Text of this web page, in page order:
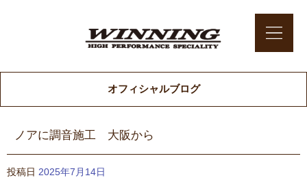
オフィシャルブログ
ノアに調音施工 大阪から
投稿日 2025年7月14日